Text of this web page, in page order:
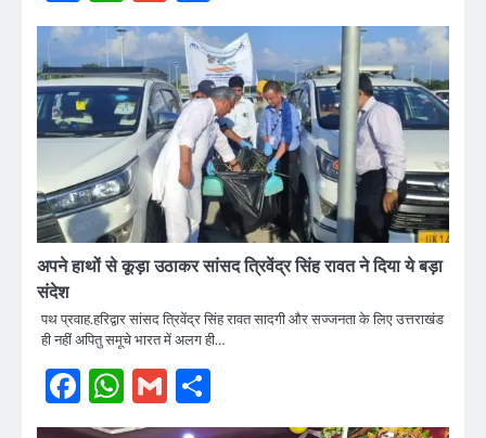
अपने हाथों से कूड़ा उठाकर सांसद त्रिवेंद्र सिंह रावत ने दिया ये बड़ा
संदेश
पथ प्रवाह.हरिद्वार सांसद त्रिवेंद्र सिंह रावत सादगी और सज्जनता के लिए उत्तराखंड
ही नहीं अपितु समूचे भारत में अलग ही…
Facebook
WhatsApp
Gmail